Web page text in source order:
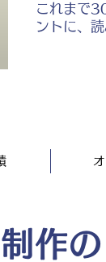
これまで
ントに、
作